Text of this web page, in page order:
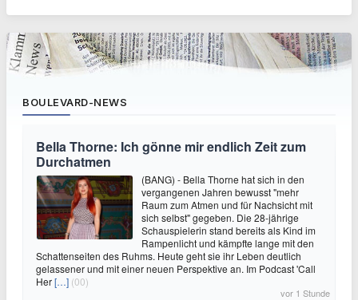
BOULEVARD-NEWS
Bella Thorne: Ich gönne mir endlich Zeit zum
Durchatmen
(BANG) - Bella Thorne hat sich in den
vergangenen Jahren bewusst "mehr
Raum zum Atmen und für Nachsicht mit
sich selbst" gegeben. Die 28-jährige
Schauspielerin stand bereits als Kind im
Rampenlicht und kämpfte lange mit den
Schattenseiten des Ruhms. Heute geht sie ihr Leben deutlich
gelassener und mit einer neuen Perspektive an. Im Podcast 'Call
Her[…] (00)
vor 1 Stunde